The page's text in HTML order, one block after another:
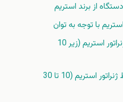
از برند استریم
استریم با توجه به توان
توان‌های پایین ژنراتور استریم (زیر 10
توان‌های متوسط ژنراتور استریم (10 تا 30